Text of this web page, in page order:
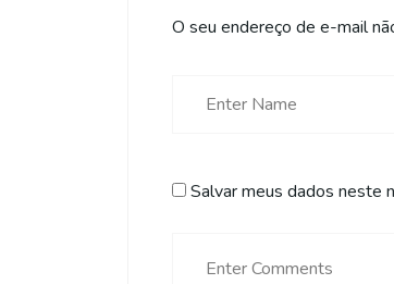
O seu endereço de e-mail
Salvar meus dados neste